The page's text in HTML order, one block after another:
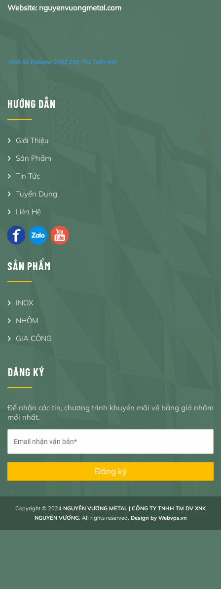
Website: nguyenvuongmetal.com
Thiết Kế Website: 0703 296 701 Tuấn Anh
HƯỚNG DẪN
Giới Thiệu
Sản Phẩm
Tin Tức
Tuyển Dụng
Liên Hệ
SẢN PHẨM
INOX
NHÔM
GIA CÔNG
ĐĂNG KÝ
Để nhận các tin, chương trình khuyến mãi về bảng giá nhôm
mới nhất.
Đăng ký
Copyright © 2024 NGUYÊN VƯƠNG METAL | CÔNG TY TNHH TM DV XNK
NGUYÊN VƯƠNG. All rights reserved. Design by Webvps.vn